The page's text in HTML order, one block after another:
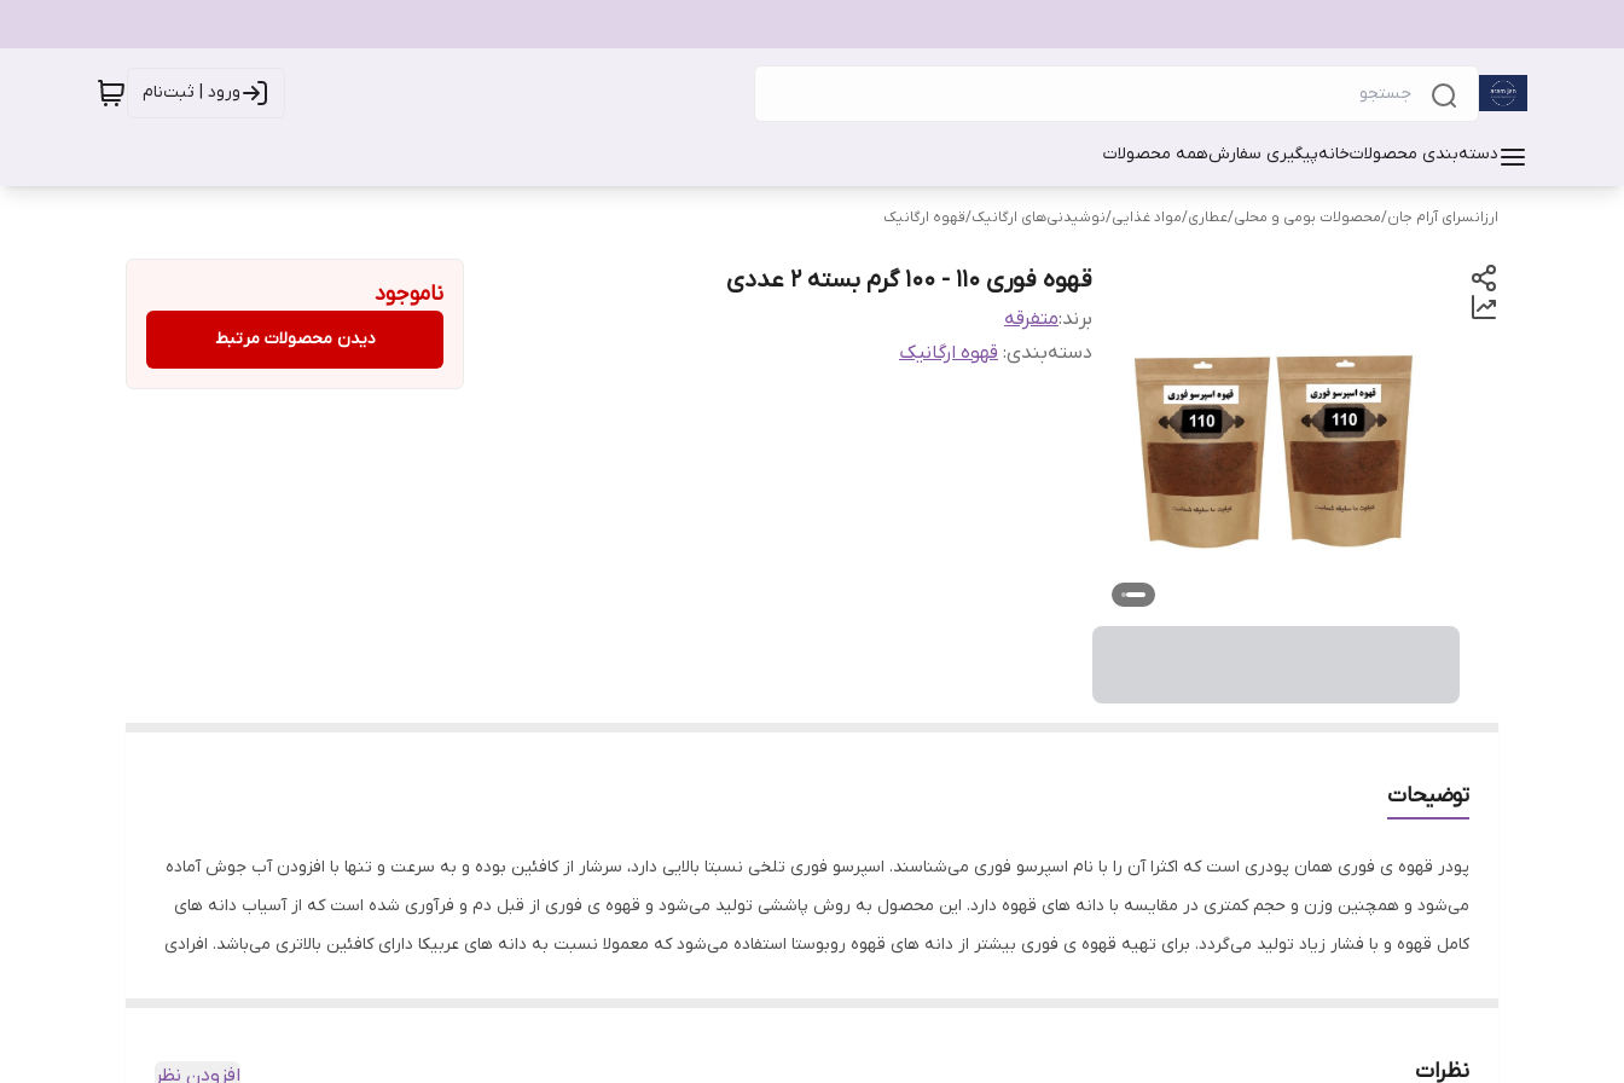
ورود | ثبت‌نام
دسته‌بندی محصولاتخانهپیگیری سفارشهمه محصولات
ارزانسرای آرام جان/محصولات بومی و محلی/عطاری/مواد غذایی/نوشیدنی‌های ارگانیک/قهوه ارگانیک
قهوه فوری 110 - 100 گرم بسته 2 عددی
برند:متفرقه
دسته‌بندی: قهوه ارگانیک
ناموجود
دیدن محصولات مرتبط
توضیحات
پودر قهوه ی فوری همان پودری است که اکثرا آن را با نام اسپرسو فوری می‌شناسند. اسپرسو فوری تلخی نسبتا بالایی دارد، سرشار از کافئین بوده و به سرعت و تنها با افزودن آب جوش آماده
می‌شود و همچنین وزن و حجم کمتری در مقایسه با دانه های قهوه دارد. این محصول به روش پاششی تولید می‌شود و قهوه ی فوری از قبل دم و فرآوری شده است که از آسیاب دانه های
کامل قهوه و با فشار زیاد تولید می‌‌گردد. برای تهیه قهوه ی فوری بیشتر از دانه های قهوه روبوستا استفاده می‌شود که معمولا نسبت به دانه های عربیکا دارای کافئین بالاتری می‌باشد. افرادی
انتخاب قهوه فوری خوب یک موضوع بحث برانگیز در بین دوست داران و علاقه مندان به قهوه است. پودر قهوه اسپرسو فوری به روش عصاره گیری و با فشار زیاد آب داغ بین ذرات آسیاب
نظرات افزودن نظر